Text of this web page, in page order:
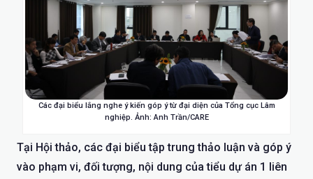
Các đại biểu lắng nghe ý kiến góp ý từ đại diện của Tổng cục Lâm
nghiệp. Ảnh: Anh Trần/CARE
Tại Hội thảo, các đại biểu tập trung thảo luận và góp ý
vào phạm vi, đối tượng, nội dung của tiểu dự án 1 liên